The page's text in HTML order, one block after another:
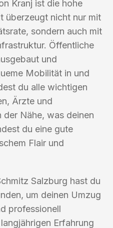
Kranj ist die hohe
überzeugt nicht nur mit
sondern auch mit
Öffentliche
und
Mobilität in und
du alle wichtigen
Ärzte und
der Nähe, was deinen
du eine gute
Flair und
Salzburg hast du
um deinen Umzug
professionell
Erfahrung